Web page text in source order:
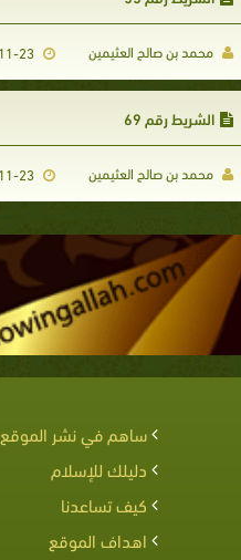
محمد بن صالح العثيمين
الشريط رقم 69
محمد بن صالح العثيمين
ساهم في نشر الموقع
دليلك للإسلام
كيف تساعدنا
اهداف الموقع